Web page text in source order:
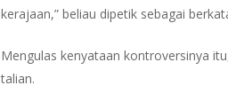
kerajaan,” beliau dipetik sebagai
Mengulas kenyataan kontroversinya
talian.